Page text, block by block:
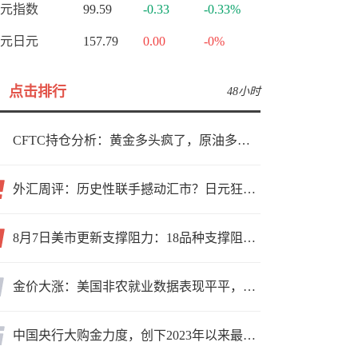
指数 99.59 -0.33 -0.33%
日元 157.79 0.00 -0%
点击排行 48小时
CFTC持仓分析：黄金多头疯了，原油多头跑了，日元空头投降了！
外汇周评：历史性联手撼动汇市？日元狂飙后回调，非农意外爆冷，美元刷新七周低点
8月7日美市更新支撑阻力：18品种支撑阻力(金银铂钯原油天然气铜及十大货币对)
金价大涨：美国非农就业数据表现平平，美联储加息预期遭重创
中国央行大购金力度，创下2023年以来最大月度购金规模